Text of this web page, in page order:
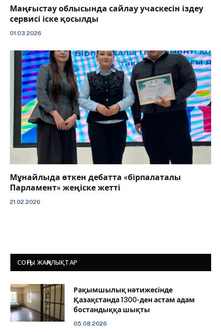
Маңғыстау облысында сайлау учаскесін іздеу
сервисі іске қосылды
01.03.2026
Мұнайлыда өткен дебатта «бірпалаталы
Парламент» жеңіске жетті
21.02.2026
СОҢҒЫ ЖАҢАЛЫҚТАР
Рақымшылық нәтижесінде
Қазақстанда 1300-ден астам адам
бостандыққа шықты
05.08.2026